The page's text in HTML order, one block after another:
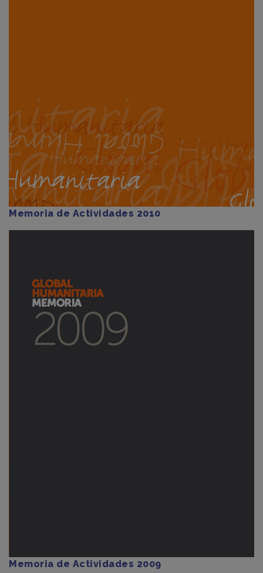
Memoria de Actividades 2010
Memoria de Actividades 2009